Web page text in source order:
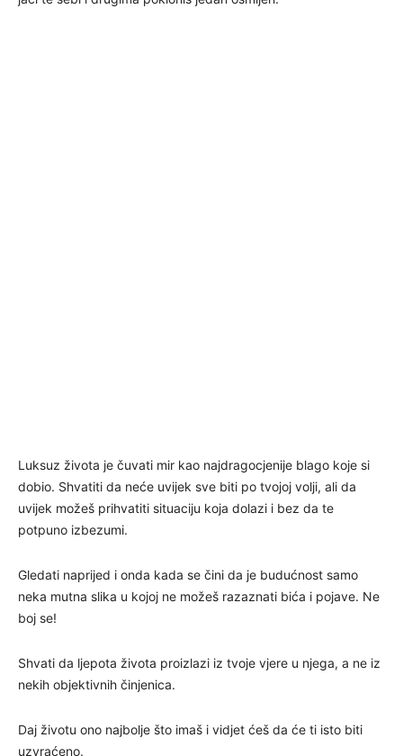
Luksuz života je čuvati mir kao najdragocjenije blago koje si
dobio. Shvatiti da neće uvijek sve biti po tvojoj volji, ali da
uvijek možeš prihvatiti situaciju koja dolazi i bez da te
potpuno izbezumi.
Gledati naprijed i onda kada se čini da je budućnost samo
neka mutna slika u kojoj ne možeš razaznati bića i pojave. Ne
boj se!
Shvati da ljepota života proizlazi iz tvoje vjere u njega, a ne iz
nekih objektivnih činjenica.
Daj životu ono najbolje što imaš i vidjet ćeš da će ti isto biti
uzvraćeno.